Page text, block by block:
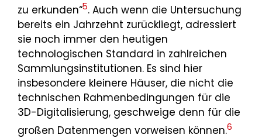
zu erkunden“5. Auch wenn die Untersuchung
bereits ein Jahrzehnt zurückliegt, adressiert
sie noch immer den heutigen
technologischen Standard in zahlreichen
Sammlungsinstitutionen. Es sind hier
insbesondere kleinere Häuser, die nicht die
technischen Rahmenbedingungen für die
3D-Digitalisierung, geschweige denn für die
großen Datenmengen vorweisen können.6